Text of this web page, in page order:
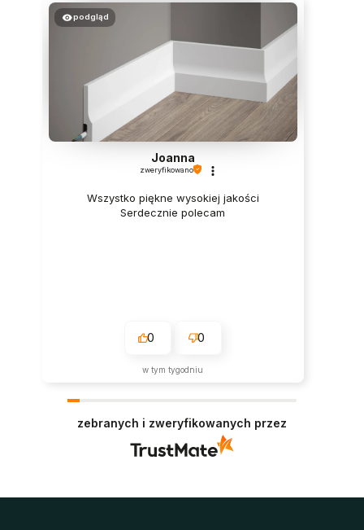
podgląd
Joanna
zweryfikowano
Wszystko piękne wysokiej jakości
Serdecznie polecam
0 0
w tym tygodniu
zebranych i zweryfikowanych przez